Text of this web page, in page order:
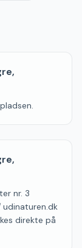
nr. 3
direkte på